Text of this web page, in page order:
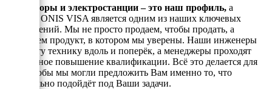
Генераторы и электростанции – это наш профиль, а
техника ONIS VISA является одним из наших ключевых
направлений. Мы не просто продаем, чтобы продать, а
реализуем продукт, в котором мы уверены. Наши инженеры
знают эту технику вдоль и поперёк, а менеджеры проходят
постоянное повышение квалификации. Всё это делается для
того, чтобы мы могли предложить Вам именно то, что
оптимально подойдёт под Ваши задачи.